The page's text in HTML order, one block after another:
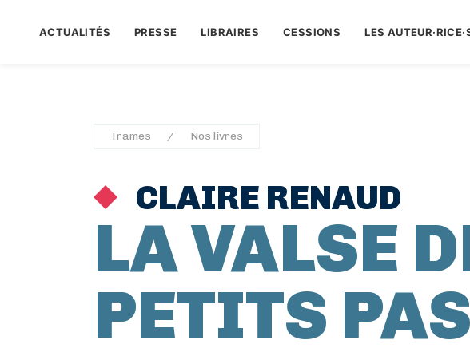
ACTUALITÉS PRESSE LIBRAIRES CESSIONS LES
Trames Nos livres
CLAIRE RENAUD
LA VALSE
PETITS PAS